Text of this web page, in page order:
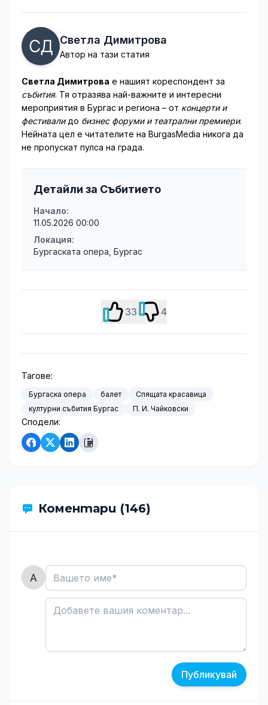
Светла Димитрова
Автор на тази статия
Светла Димитрова е нашият кореспондент за
събития. Тя отразява най-важните и интересни
мероприятия в Бургас и региона – от концерти и
фестивалидо бизнес форуми и театрални премиери.
Нейната цел е читателите на BurgasMedia никога да
не пропускат пулса на града.
Детайли за Събитието
Начало:
11.05.2026 00:00
Локация:
Бургаската опера, Бургас
33 4
Тагове:
Бургаска опера балет
Спящата красавица
културни събития Бургас
П. И. Чайковски
Сподели:
Коментари (146)
Публикувай